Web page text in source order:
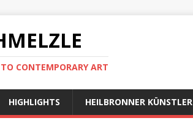
CONTEMPORARY ART
HIGHLIGHTS HEILBRONNER KÜNSTLER